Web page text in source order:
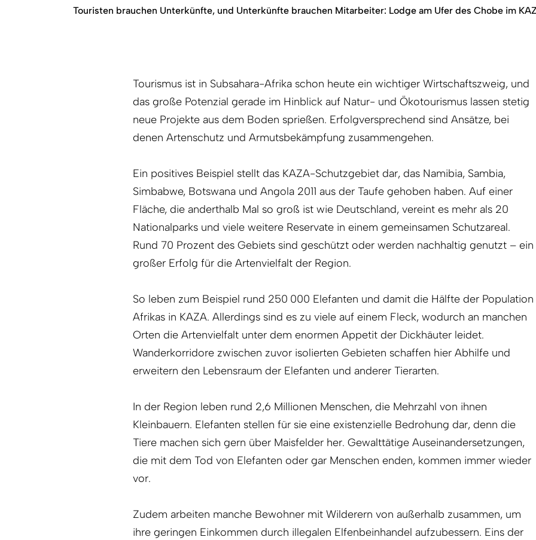
Touristen brauchen Unterkünfte, und Unterkünfte brauchen Mitarbeiter: Lodge am Ufer des Chobe im
Tourismus ist in Subsahara-Afrika schon heute ein wichtiger Wirtschaftszweig, und
das große Potenzial gerade im Hinblick auf Natur- und Ökotourismus lassen stetig
neue Projekte aus dem Boden sprießen. Erfolgversprechend sind Ansätze, bei
denen Artenschutz und Armutsbekämpfung zusammengehen.
Ein positives Beispiel stellt das KAZA-Schutzgebiet dar, das Namibia, Sambia,
Simbabwe, Botswana und Angola 2011 aus der Taufe gehoben haben. Auf einer
Fläche, die anderthalb Mal so groß ist wie Deutschland, vereint es mehr als 20
Nationalparks und viele weitere Reservate in einem gemeinsamen Schutzareal.
Rund 70 Prozent des Gebiets sind geschützt oder werden nachhaltig genutzt – ein
großer Erfolg für die Artenvielfalt der Region.
So leben zum Beispiel rund 250 000 Elefanten und damit die Hälfte der Population
Afrikas in KAZA. Allerdings sind es zu viele auf einem Fleck, wodurch an manchen
Orten die Artenvielfalt unter dem enormen Appetit der Dickhäuter leidet.
Wanderkorridore zwischen zuvor isolierten Gebieten schaffen hier Abhilfe und
erweitern den Lebensraum der Elefanten und anderer Tierarten.
In der Region leben rund 2,6 Millionen Menschen, die Mehrzahl von ihnen
Kleinbauern. Elefanten stellen für sie eine existenzielle Bedrohung dar, denn die
Tiere machen sich gern über Maisfelder her. Gewalttätige Auseinandersetzungen,
die mit dem Tod von Elefanten oder gar Menschen enden, kommen immer wieder
vor.
Zudem arbeiten manche Bewohner mit Wilde­rern von außerhalb zusammen, um
ihre geringen Einkommen durch illegalen Elfenbeinhandel aufzubessern. Eins der